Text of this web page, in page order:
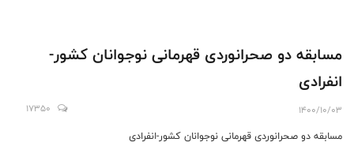
مسابقه دو صحرانوردی قهرمانی نوجوانان کشور-
انفرادی
1400/10/03
17350
مسابقه دو صحرانوردی قهرمانی نوجوانان کشور-انفرادی